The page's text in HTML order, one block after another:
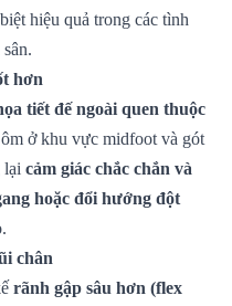
hiệu quả trong các tình
hơn
tiết đế ngoài quen thuộc
ở khu vực midfoot và gót
lại cảm giác chắc chắn và
hoặc đổi hướng đột
chân
rãnh gập sâu hơn (flex